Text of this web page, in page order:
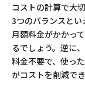
コストの計算で大
3つのバランスとい
月額料金がかかっ
るでしょう。逆に
料金不要で、使っ
がコストを削減でき